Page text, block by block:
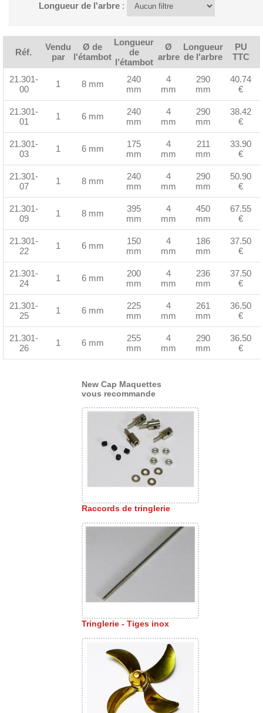
Longueur de l'arbre :
Réf.
Vendu
par
Ø de
l'étambot
Longueur
de
l’étambot
Ø
arbre
Longueur
de l'arbre
PU
TTC
21.301-
00
1 8 mm
240
mm
4
mm
290
mm
40.74
€
21.301-
01
1 6 mm
240
mm
4
mm
290
mm
38.42
€
21.301-
03
1 6 mm
175
mm
4
mm
211
mm
33.90
€
21.301-
07
1 8 mm
240
mm
4
mm
290
mm
50.90
€
21.301-
09
1 8 mm
395
mm
4
mm
450
mm
67.55
€
21.301-
22
1 6 mm
150
mm
4
mm
186
mm
37.50
€
21.301-
24
1 6 mm
200
mm
4
mm
236
mm
37.50
€
21.301-
25
1 6 mm
225
mm
4
mm
261
mm
36.50
€
21.301-
26
1 6 mm
255
mm
4
mm
290
mm
36.50
€
New Cap Maquettes
vous recommande
Raccords de tringlerie
Tringlerie - Tiges inox